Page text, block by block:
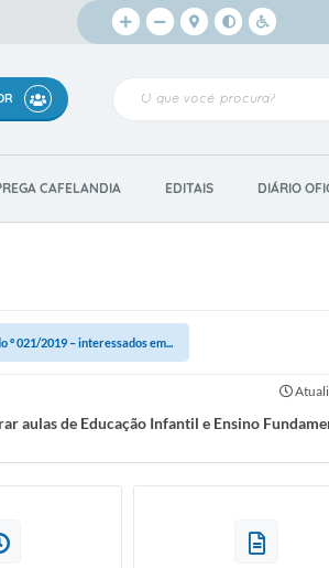
CAFELANDIA EDITAIS DIÁRIO
º 021/2019 – interessados em...
aulas de Educação Infantil e Ensino